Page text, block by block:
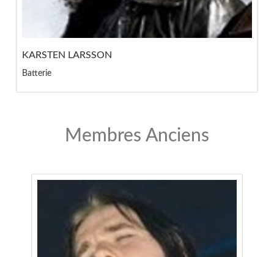
KARSTEN LARSSON
Batterie
Membres Anciens